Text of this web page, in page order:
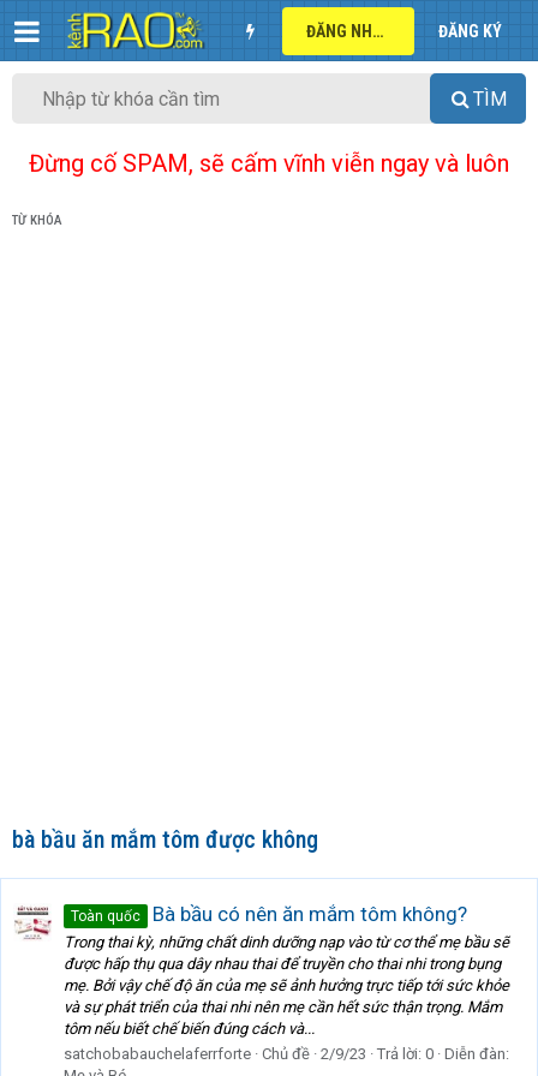
ĐĂNG NHẬP ĐĂNG KÝ
TÌM
Đừng cố SPAM, sẽ cấm vĩnh viễn ngay và luôn
TỪ KHÓA
bà bầu ăn mắm tôm được không
Toàn quốc Bà bầu có nên ăn mắm tôm không?
Trong thai kỳ, những chất dinh dưỡng nạp vào từ cơ thể mẹ bầu sẽ
được hấp thụ qua dây nhau thai để truyền cho thai nhi trong bụng
mẹ. Bởi vậy chế độ ăn của mẹ sẽ ảnh hưởng trực tiếp tới sức khỏe
và sự phát triển của thai nhi nên mẹ cần hết sức thận trọng. Mắm
tôm nếu biết chế biến đúng cách và...
satchobabauchelaferrforte Chủ đề 2/9/23 Trả lời: 0 Diễn đàn: